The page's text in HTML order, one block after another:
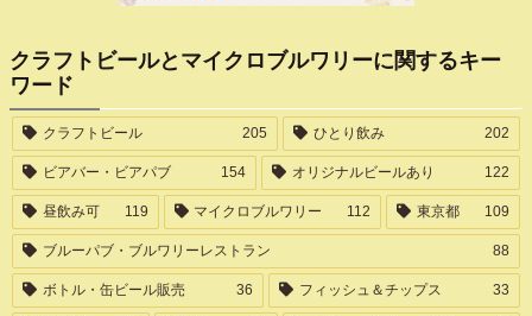
クラフトビールとマイクロブルワリーに関するキー
ワード
クラフトビール 205 ひとり飲み 202
ビアバー・ビアパブ 154 オリジナルビールあり 122
昼飲み可 119 マイクロブルワリー 112 東京都 109
ブルーパブ・ブルワリーレストラン 88
ボトル・缶ビール販売 36 フィッシュ＆チップス 33